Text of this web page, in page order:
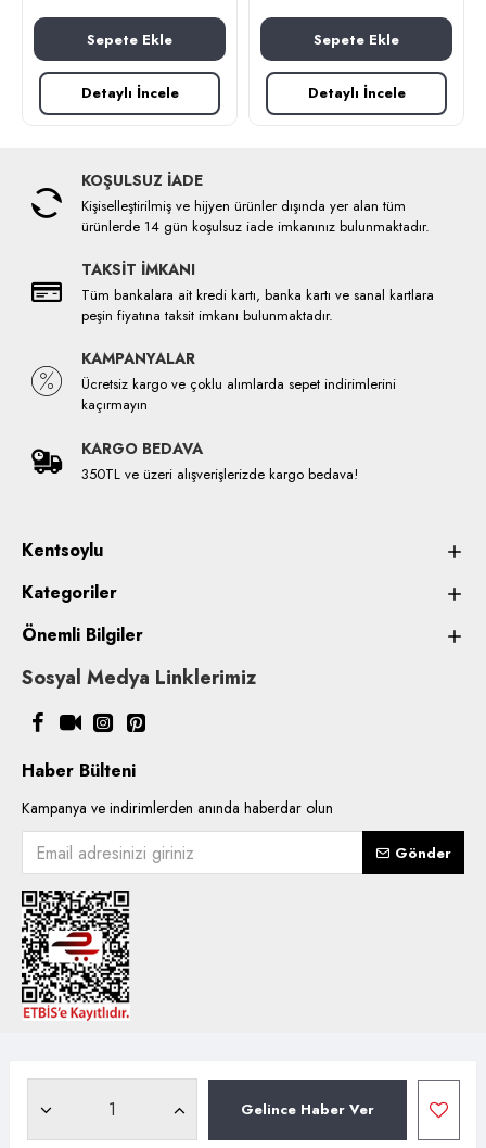
Gelince Haber Ver
Sepete Ekle
Detaylı İncele
Sepete Ekle
Detaylı İncele
KOŞULSUZ İADE
Kişiselleştirilmiş ve hijyen ürünler dışında yer alan tüm
ürünlerde 14 gün koşulsuz iade imkanınız bulunmaktadır.
TAKSİT İMKANI
Tüm bankalara ait kredi kartı, banka kartı ve sanal kartlara
peşin fiyatına taksit imkanı bulunmaktadır.
KAMPANYALAR
Ücretsiz kargo ve çoklu alımlarda sepet indirimlerini
kaçırmayın
KARGO BEDAVA
350TL ve üzeri alışverişlerizde kargo bedava!
Kentsoylu
Kategoriler
Önemli Bilgiler
Sosyal Medya Linklerimiz
Haber Bülteni
Kampanya ve indirimlerden anında haberdar olun
Gönder